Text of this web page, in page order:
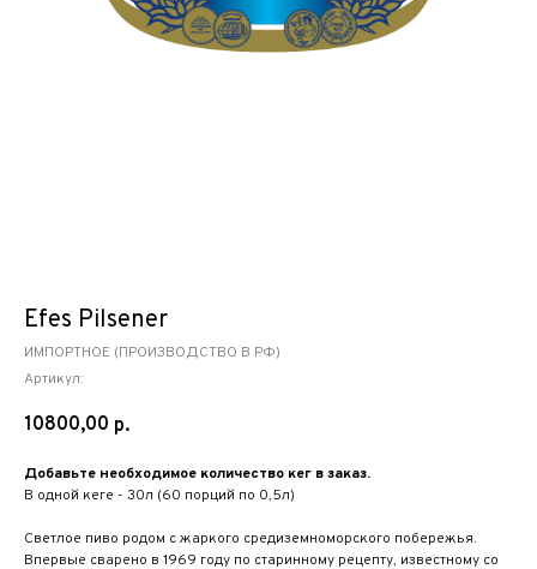
Efes Pilsener
ИМПОРТНОЕ (ПРОИЗВОДСТВО В РФ)
Артикул:
10800,00 р.
Добавьте необходимое количество кег в заказ.
В одной кеге - 30л (60 порций по 0,5л)
Светлое пиво родом с жаркого средиземноморского побережья.
Впервые сварено в 1969 году по старинному рецепту, известному со